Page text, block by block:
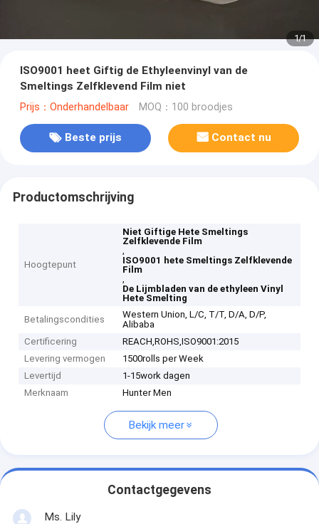
1/1
ISO9001 heet Giftig de Ethyleenvinyl van de
Smeltings Zelfklevend Film niet
Prijs：Onderhandelbaar MOQ：100 broodjes
Beste prijs Contact nu
Productomschrijving
Hoogtepunt
Niet Giftige Hete Smeltings
Zelfklevende Film
,
ISO9001 hete Smeltings Zelfklevende
Film
,
De Lijmbladen van de ethyleen Vinyl
Hete Smelting
Betalingscondities
Western Union, L/C, T/T, D/A, D/P,
Alibaba
Certificering
REACH,ROHS,ISO9001:2015
Levering vermogen
1500rolls per Week
Levertijd
1-15work dagen
Merknaam
Hunter Men
Bekijk meer
Contactgegevens
Ms. Lily